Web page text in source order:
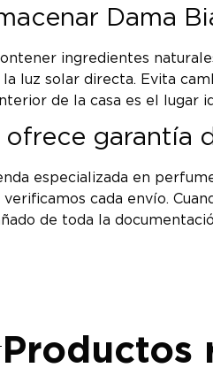
Dama
ingredientes
luz solar directa. Evita
de la casa es el lugar
ofrece garantía
especializada en
cada envío.
de toda la
Productos